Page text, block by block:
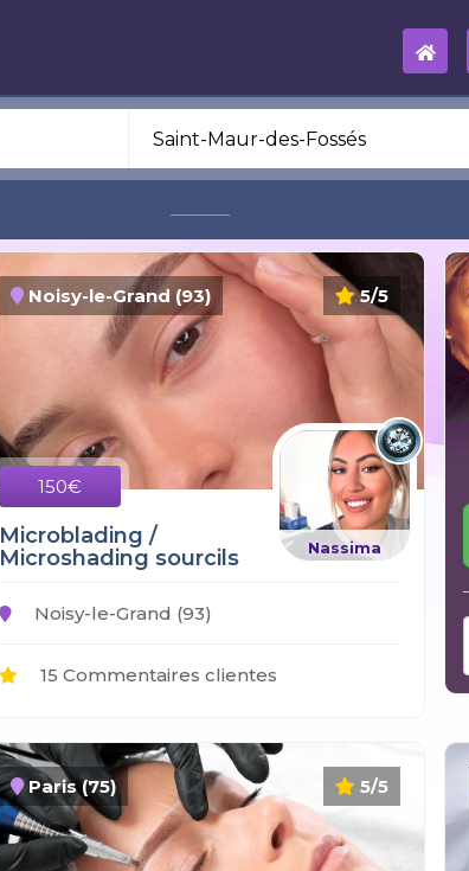
5/5
Noisy-le-Grand (93)
150€
Nassima
Microblading /
Microshading sourcils
Noisy-le-Grand (93)
15 Commentaires clientes
5/5
Paris (75)